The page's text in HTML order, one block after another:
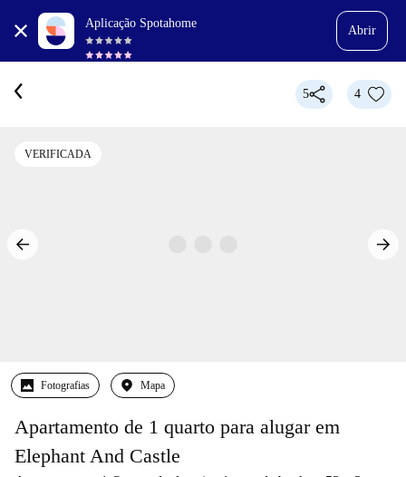
Aplicação Spotahome
Abrir
5 4
VERIFICADA
Fotografias Mapa
Apartamento de 1 quarto para alugar em
Elephant And Castle